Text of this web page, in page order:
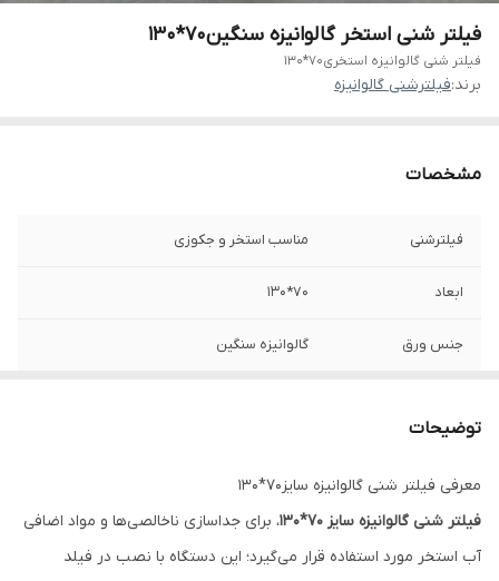
فیلتر شنی استخر گالوانیزه سنگین70*130
فیلتر شنی گالوانیزه استخری70*130
برند:فیلترشنی گالوانیزه
مشخصات
فیلترشنی مناسب استخر و جکوزی
ابعاد 70*130
جنس ورق گالوانیزه سنگین
فروش
قابلیت تحمل دما 99 درجه سانتی گراد
توضیحات
معرفی فیلتر شنی گالوانیزه سایز70*130
فیلتر شنی گالوانیزه سایز 70*130
، برای جداسازی ناخالصی‌ها و مواد اضافی
آب استخر مورد استفاده قرار می‌گیرد؛ این دستگاه با نصب در فیلد